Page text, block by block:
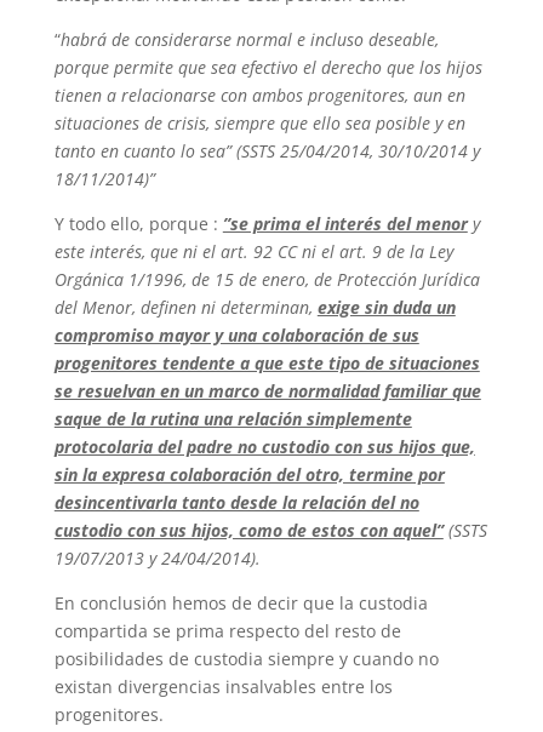
“habrá de considerarse normal e incluso deseable,
porque permite que sea efectivo el derecho que los hijos
tienen a relacionarse con ambos progenitores, aun en
situaciones de crisis, siempre que ello sea posible y en
tanto en cuanto lo sea” (SSTS 25/04/2014, 30/10/2014 y
18/11/2014)”
Y todo ello, porque : ”se prima el interés del menory
este interés, que ni el art. 92 CC ni el art. 9 de la Ley
Orgánica 1/1996, de 15 de enero, de Protección Jurídica
del Menor, definen ni determinan, exige sin duda un
compromiso mayor y una colaboración de sus
progenitores tendente a que este tipo de situaciones
se resuelvan en un marco de normalidad familiar que
saque de la rutina una relación simplemente
protocolaria del padre no custodio con sus hijos que,
sin la expresa colaboración del otro, termine por
desincentivarla tanto desde la relación del no
custodio con sus hijos, como de estos con aquel”(SSTS
19/07/2013 y 24/04/2014).
En conclusión hemos de decir que la custodia
compartida se prima respecto del resto de
posibilidades de custodia siempre y cuando no
existan divergencias insalvables entre los
progenitores.